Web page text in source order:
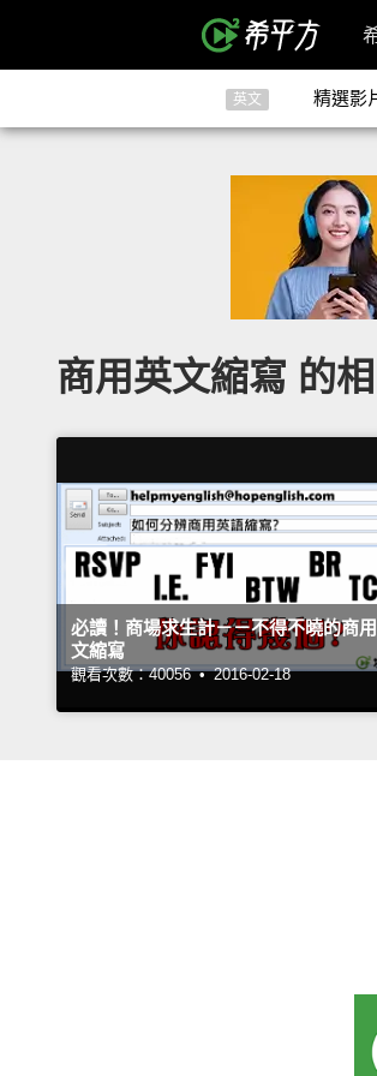
英文 精選影
商用英文縮寫 的
必讀！商場求生計－－不得不曉的商
文縮寫
觀看次數：40056 • 2016-02-18